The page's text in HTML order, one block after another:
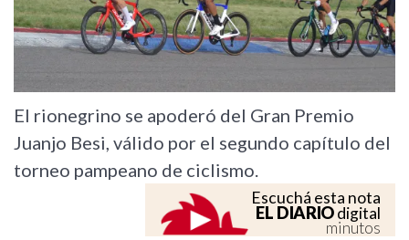
El rionegrino se apoderó del Gran Premio
Juanjo Besi, válido por el segundo capítulo del
torneo pampeano de ciclismo.
Escuchá esta nota
EL DIARIOdigital
minutos